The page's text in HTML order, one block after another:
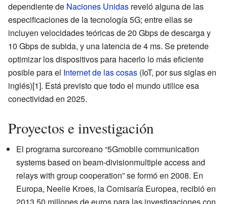
dependiente de Naciones Unidas reveló alguna de las
especificaciones de la tecnología 5G; entre ellas se
incluyen velocidades teóricas de 20 Gbps de descarga y
10 Gbps de subida, y una latencia de 4 ms. Se pretende
optimizar los dispositivos para hacerlo lo más eficiente
posible para el Internet de las cosas (IoT, por sus siglas en
inglés)[1]. Está previsto que todo el mundo utilice esa
conectividad en 2025.
Proyectos e investigación
El programa surcoreano “5Gmobile communication
systems based on beam-divisionmultiple access and
relays with group cooperation” se formó en 2008. En
Europa, Neelie Kroes, la Comisaría Europea, recibió en